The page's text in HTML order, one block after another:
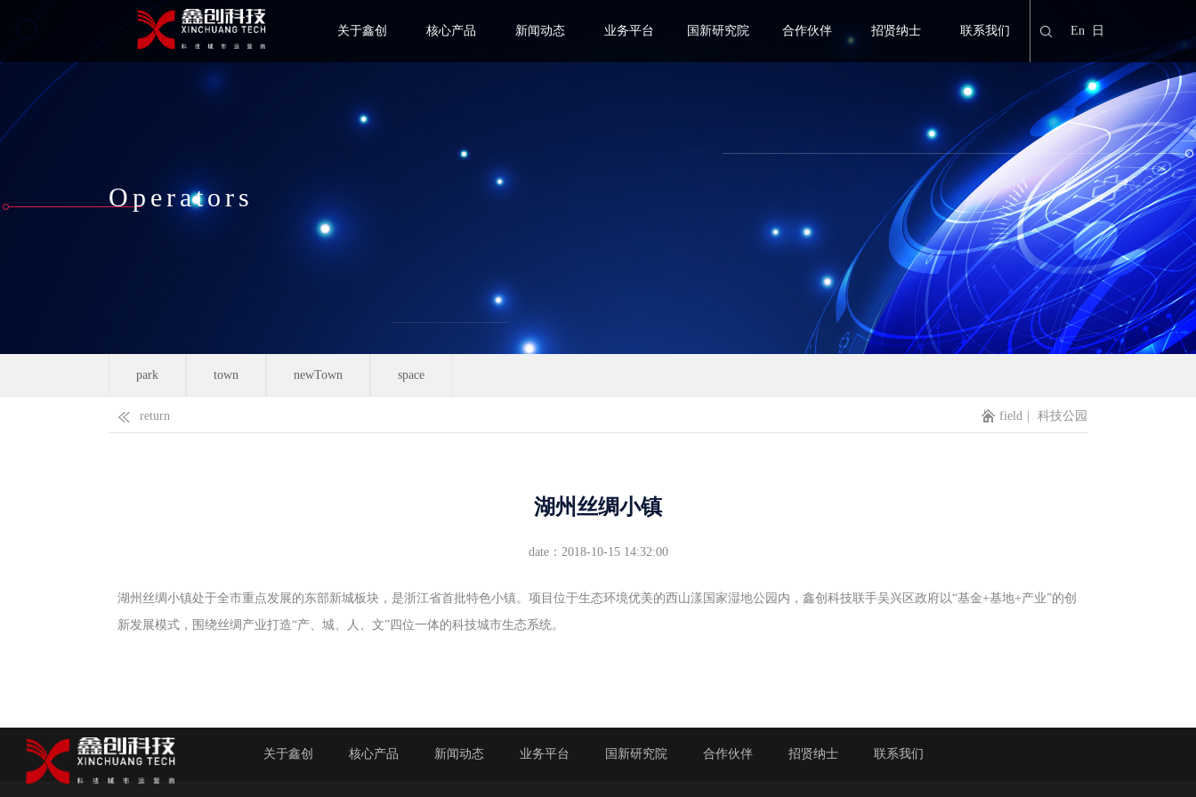
关于鑫创 核心产品 新闻动态 业务平台 国新研究院 合作伙伴 招贤纳士 联系我们 En 日
Operators
park town newTown space
return field 科技公园
湖州丝绸小镇
date：2018-10-15 14:32:00
湖州丝绸小镇处于全市重点发展的东部新城板块，是浙江省首批特色小镇。项目位于生态环境优美的西山漾国家湿地公园内，鑫创科技联手吴兴区政府以“基金+基地+产业”的创
新发展模式，围绕丝绸产业打造“产、城、人、文”四位一体的科技城市生态系统。
关于鑫创 核心产品 新闻动态 业务平台 国新研究院 合作伙伴 招贤纳士 联系我们